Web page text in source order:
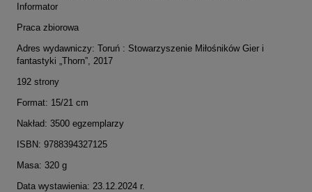
Informator
Praca zbiorowa
Adres wydawniczy: Toruń : Stowarzyszenie Miłośników Gier i
fantastyki „Thorn”, 2017
192 strony
Format: 15/21 cm
Nakład: 3500 egzemplarzy
ISBN: 9788394327125
Masa: 320 g
Data wystawienia: 23.12.2024 r.